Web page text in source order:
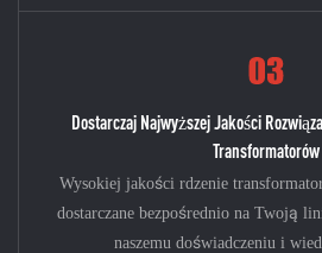
Dostarczaj Najwyższej Jakości
Transformatorów
Wysokiej jakości rdzenie
dostarczane bezpośrednio na Twoją
naszemu doświadczeniu i